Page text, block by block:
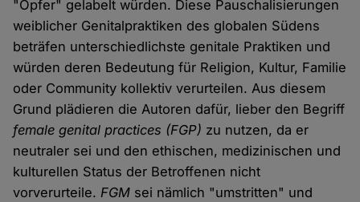
"Opfer" gelabelt würden. Diese Pauschalisierungen
weiblicher Genitalpraktiken des globalen Südens
beträfen unterschiedlichste genitale Praktiken und
würden deren Bedeutung für Religion, Kultur, Familie
oder Community kollektiv verurteilen. Aus diesem
Grund plädieren die Autoren dafür, lieber den Begriff
female genital practices (FGP) zu nutzen, da er
neutraler sei und den ethischen, medizinischen und
kulturellen Status der Betroffenen nicht
vorverurteile.FGM sei nämlich "umstritten" und